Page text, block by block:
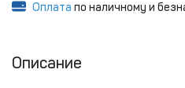
Оплата по наличному и
Описание